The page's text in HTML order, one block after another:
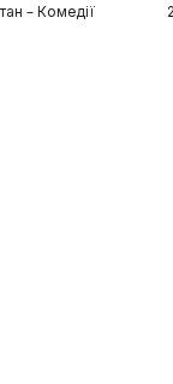
– Комедії